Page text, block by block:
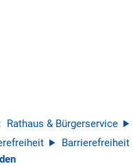
Rathaus & Bürgerservice
Barrierefreiheit